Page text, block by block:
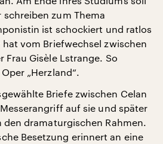
schreiben zum Thema
ist schockiert und ratlos
hat vom Briefwechsel zwischen
Frau Gisèle Lstrange. So
„Herzland“.
Briefe zwischen Celan
auf sie und später
dramaturgischen Rahmen.
Besetzung erinnert an eine